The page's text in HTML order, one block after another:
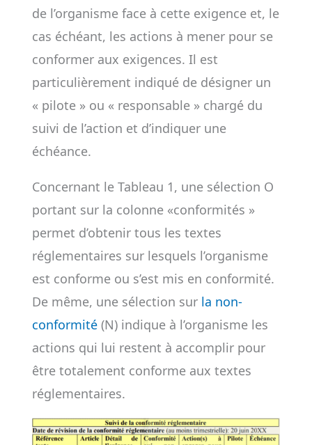
de l’organisme face à cette exigence et, le
cas échéant, les actions à mener pour se
conformer aux exigences. Il est
particulièrement indiqué de désigner un
« pilote » ou « responsable » chargé du
suivi de l’action et d’indiquer une
échéance.
Concernant le Tableau 1, une sélection O
portant sur la colonne «conformités »
permet d’obtenir tous les textes
réglementaires sur lesquels l’organisme
est conforme ou s’est mis en conformité.
De même, une sélection surla non-
conformité(N) indique à l’organisme les
actions qui lui restent à accomplir pour
être totalement conforme aux textes
réglementaires.